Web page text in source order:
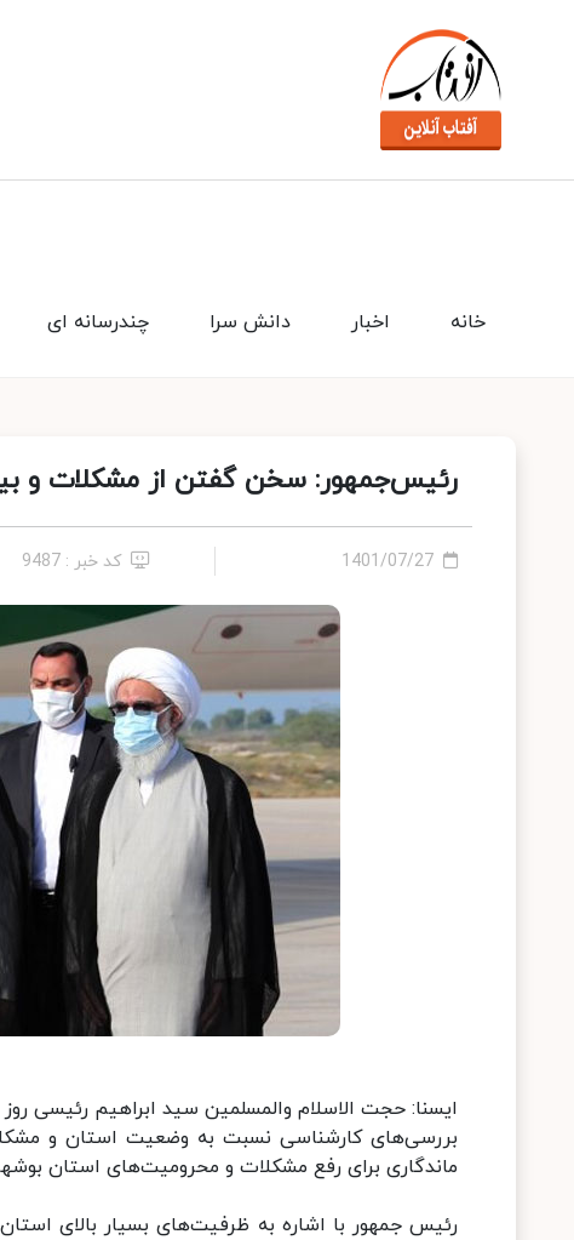
چندرسانه ای دانش سرا اخبار خانه
رئیس‌جمهور: سخن گفتن از مشکلات و
1401/07/27 کد خبر : 9487
ایسنا: حجت الاسلام والمسلمین سید ابراهیم رئیسی
بررسی‌های کارشناسی نسبت به وضعیت استان و
ماندگاری برای رفع مشکلات و محرومیت‌های استان
رئیس جمهور با اشاره به ظرفیت‌های بسیار بالای